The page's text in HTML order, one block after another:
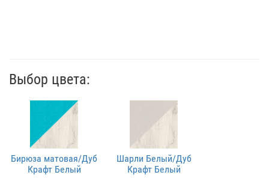
Выбор цвета:
Бирюза матовая/Дуб
Крафт Белый
Шарли Белый/Дуб
Крафт Белый